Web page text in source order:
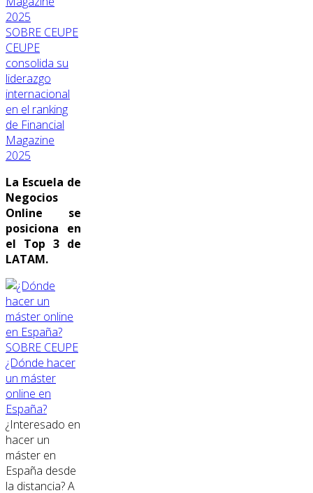
SOBRE CEUPE
CEUPE
consolida su
liderazgo
internacional
en el ranking
de Financial
Magazine
2025
La Escuela de
Negocios
Online se
posiciona en
el Top 3 de
LATAM.
SOBRE CEUPE
¿Dónde hacer
un máster
online en
España?
¿Interesado en
hacer un
máster en
España desde
la distancia? A